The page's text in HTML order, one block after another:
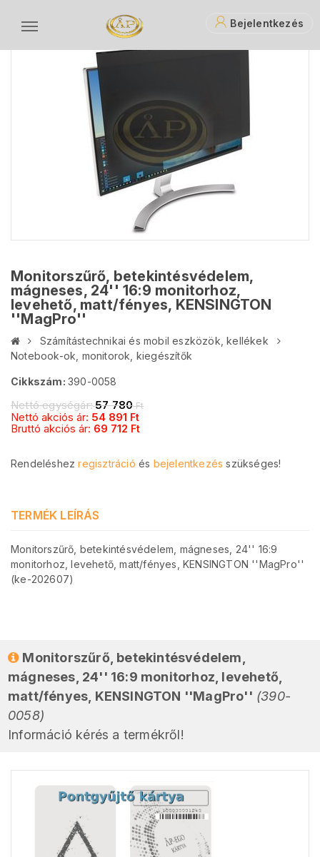
Bejelentkezés
Monitorszűrő, betekintésvédelem,
mágneses, 24'' 16:9 monitorhoz,
levehető, matt/fényes, KENSINGTON
''MagPro''
Számítástechnikai és mobil eszközök, kellékek
Notebook-ok, monitorok, kiegészítők
Cikkszám: 390-0058
Nettó egységár:57 780Ft
Nettó akciós ár: 54 891 Ft
Bruttó akciós ár: 69 712 Ft
Rendeléshezregisztráció és bejelentkezés szükséges!
TERMÉK LEÍRÁS
Monitorszűrő, betekintésvédelem, mágneses, 24'' 16:9
monitorhoz, levehető, matt/fényes, KENSINGTON ''MagPro''
(ke-202607)
Monitorszűrő, betekintésvédelem,
mágneses, 24'' 16:9 monitorhoz, levehető,
matt/fényes, KENSINGTON ''MagPro'' (390-
0058)
Információ kérés a termékről!